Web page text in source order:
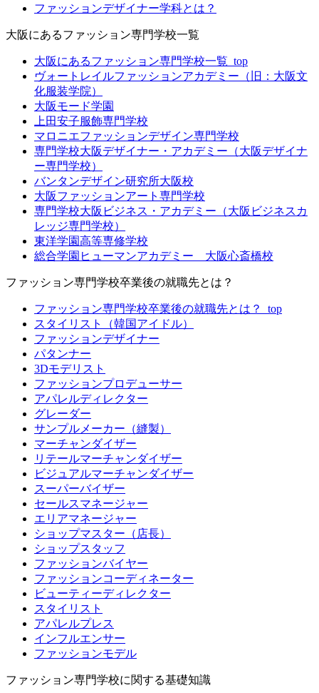
ファッションデザイナー学科とは？
大阪にあるファッション専門学校一覧
大阪にあるファッション専門学校一覧_top
ヴォートレイルファッションアカデミー（旧：大阪文
化服装学院）
大阪モード学園
上田安子服飾専門学校
マロニエファッションデザイン専門学校
専門学校大阪デザイナー・アカデミー（大阪デザイナ
ー専門学校）
バンタンデザイン研究所大阪校
大阪ファッションアート専門学校
専門学校大阪ビジネス・アカデミー（大阪ビジネスカ
レッジ専門学校）
東洋学園高等専修学校
総合学園ヒューマンアカデミー 大阪心斎橋校
ファッション専門学校卒業後の就職先とは？
ファッション専門学校卒業後の就職先とは？_top
スタイリスト（韓国アイドル）
ファッションデザイナー
パタンナー
3Dモデリスト
ファッションプロデューサー
アパレルディレクター
グレーダー
サンプルメーカー（縫製）
マーチャンダイザー
リテールマーチャンダイザー
ビジュアルマーチャンダイザー
スーパーバイザー
セールスマネージャー
エリアマネージャー
ショップマスター（店長）
ショップスタッフ
ファッションバイヤー
ファッションコーディネーター
ビューティーディレクター
スタイリスト
アパレルプレス
インフルエンサー
ファッションモデル
ファッション専門学校に関する基礎知識